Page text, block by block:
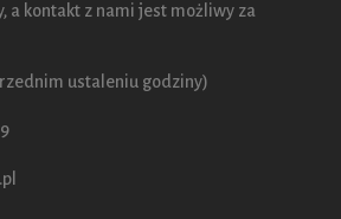
a kontakt z nami jest możliwy za
ustaleniu godziny)